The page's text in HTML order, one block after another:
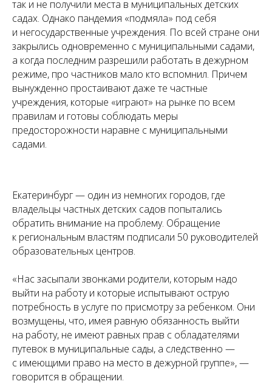
так и не получили места в муниципальных детских
садах. Однако пандемия «подмяла» под себя
и негосударственные учреждения. По всей стране они
закрылись одновременно с муниципальными садами,
а когда последним разрешили работать в дежурном
режиме, про частников мало кто вспомнил. Причем
вынужденно простаивают даже те частные
учреждения, которые «играют» на рынке по всем
правилам и готовы соблюдать меры
предосторожности наравне с муниципальными
садами.
Екатеринбург — один из немногих городов, где
владельцы частных детских садов попытались
обратить внимание на проблему. Обращение
к региональным властям подписали 50 руководителей
образовательных центров.
«Нас засыпали звонками родители, которым надо
выйти на работу и которые испытывают острую
потребность в услуге по присмотру за ребенком. Они
возмущены, что, имея равную обязанность выйти
на работу, не имеют равных прав с обладателями
путевок в муниципальные сады, а следственно —
с имеющими право на место в дежурной группе», —
говорится в обращении.